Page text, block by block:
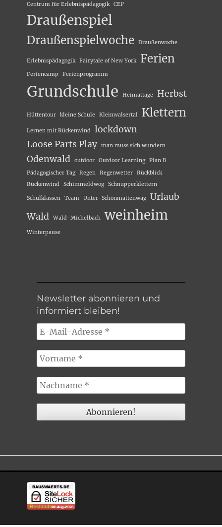
Centrum für Erlebnispädagogik
CEP
Draußenspiel
Draußenspielwoche Draußenwoche
Erlebnispädagogik Fairytale of New York Ferien
Feriencamp Ferienprogramm
Grundschule Heimattage Herbst
Hüttentour kleine Schule Kleinwalsertal Klettern
Lernen mit Rückenwind
lockdown
Loose Parts Play
man muss sich wundern
Odenwald outdoor Outdoor Learning
Plan B
Pädagogischer Tag
Regen Regenwetter
Rückblick
Rückenwind
Schimmeldwog Schnupperklettern
Schulklassen Team Unter-Schönmattenwag
Urlaub
Wald
Wald-Michelbach weinheim
Winterpause
Newsletter abonnieren und
informiert bleiben!